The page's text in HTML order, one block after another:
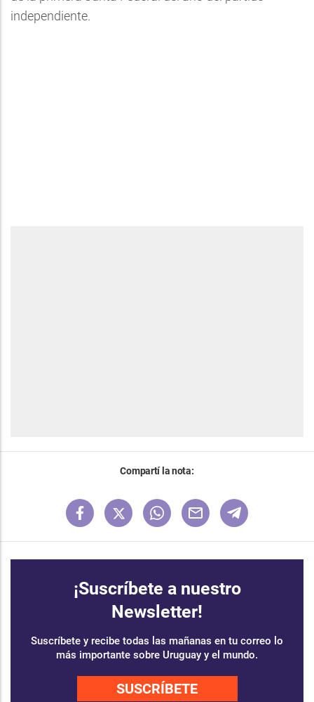
independiente.
Compartí la nota:
¡Suscríbete a nuestro
Newsletter!
Suscríbete y recibe todas las mañanas en tu correo lo
más importante sobre Uruguay y el mundo.
SUSCRÍBETE